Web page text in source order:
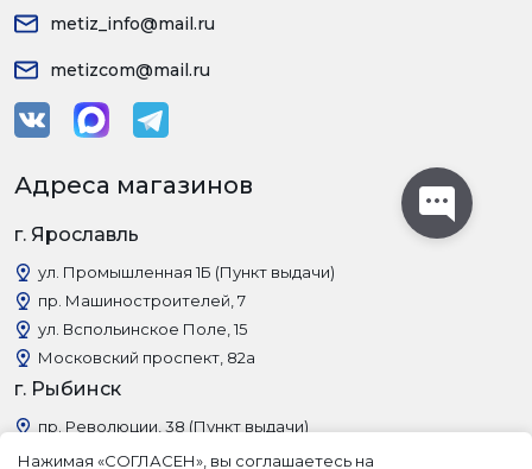
metiz_info@mail.ru
metizcom@mail.ru
Адреса магазинов
г. Ярославль
ул. Промышленная 1Б (Пункт выдачи)
пр. Машиностроителей, 7
ул. Вспольинское Поле, 15
Московский проспект, 82а
г. Рыбинск
пр. Революции, 38 (Пункт выдачи)
Нажимая «СОГЛАСЕН», вы соглашаетесь на